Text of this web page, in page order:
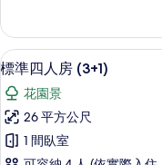
有
相
片
四
人
房
的
詳
情
顯
示
標
準
四
6
標準四人房 (3+1)
花園景
26 平方公尺
1 間臥室